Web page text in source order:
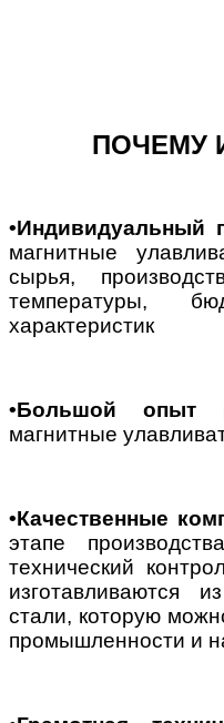
ПОЧЕМУ
•Индивидуальный
магнитные
сырья,
температуры,
характеристик
•Большой опыт
магнитные
•Качественные
этапе
технический
изготавливаются
стали, которую
промышленности и